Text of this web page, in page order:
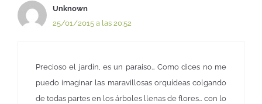
Unknown
25/01/2015 a las 20:52
Precioso el jardín, es un paraiso… Como dices no me
puedo imaginar las maravillosas orquídeas colgando
de todas partes en los árboles llenas de flores… con lo